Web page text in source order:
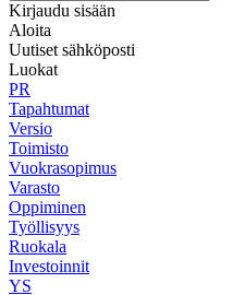
Kirjaudu sisään
Aloita
Uutiset sähköposti
Luokat
PR
Tapahtumat
Versio
Toimisto
Vuokrasopimus
Varasto
Oppiminen
Työllisyys
Ruokala
Investoinnit
YS